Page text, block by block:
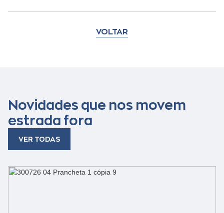
VOLTAR
Novidades que nos movem
estrada fora
VER TODAS